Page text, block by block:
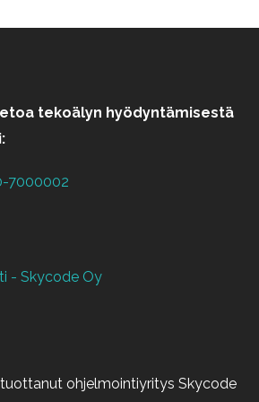
tekoälyn hyödyntämisestä
7000002
- Skycode Oy
ohjelmointiyritys Skycode